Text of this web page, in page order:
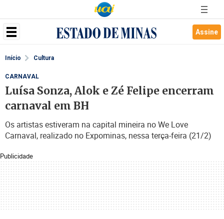
Assine
Início Cultura
Publicidade
CARNAVAL
Luísa Sonza, Alok e Zé Felipe encerram
carnaval em BH
Os artistas estiveram na capital mineira no We Love
Carnaval, realizado no Expominas, nessa terça-feira (21/2)